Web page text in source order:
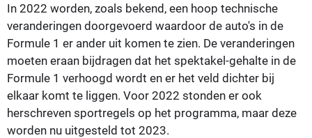
In 2022 worden, zoals bekend, een hoop technische
veranderingen doorgevoerd waardoor de auto's in de
Formule 1 er ander uit komen te zien. De veranderingen
moeten eraan bijdragen dat het spektakel-gehalte in de
Formule 1 verhoogd wordt en er het veld dichter bij
elkaar komt te liggen. Voor 2022 stonden er ook
herschreven sportregels op het programma, maar deze
worden nu uitgesteld tot 2023.